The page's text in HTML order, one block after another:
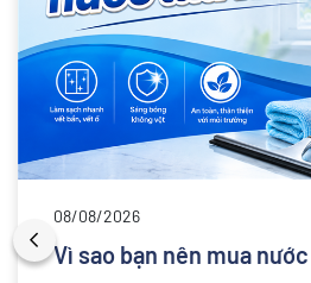
08/08/2026
Vì sao bạn nên mua